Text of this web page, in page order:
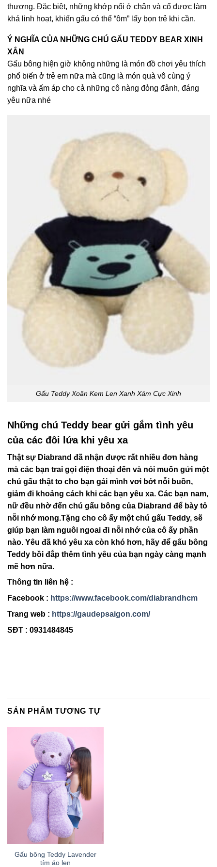
thương. Đặc biệt, những khớp nối ở chân và cổ được làm
khá linh hoạt, khiến gấu có thể “ôm” lấy bọn trẻ khi cần.
Ý NGHĨA CỦA NHỮNG CHÚ GẤU TEDDY BEAR XINH
XẮN
Gấu bông hiện giờ không những là món đồ chơi yêu thích
phổ biến ở trẻ em nữa mà cũng là món quà vô cùng ý
nghĩa và ấm áp cho cả những cô nàng đỏng đảnh, đáng
yêu nữa nhé
Gấu Teddy Xoăn Kem Len Xanh Xám Cực Xinh
Những chú Teddy bear gửi gắm tình yêu
của các đôi lứa khi yêu xa
Thật sự Diabrand đã nhận được rất nhiều đơn hàng
mà các bạn trai gọi điện thoại đến và nói muốn gửi một
chú gấu thật to cho bạn gái mình vơi bớt nỗi buồn,
giảm đi khoảng cách khi các bạn yêu xa. Các bạn nam,
nữ đều nhờ đến chú gấu bông của Diabrand để bày tỏ
nỗi nhớ mong.Tặng cho cô ấy một chú gấu Teddy, sẽ
giúp bạn làm nguôi ngoai đi nỗi nhớ của cô ấy phần
nào. Yêu đã khó yêu xa còn khó hơn, hãy để gấu bông
Teddy bồi đắp thêm tình yêu của bạn ngày càng mạnh
mẽ hơn nữa.
Thông tin liên hệ :
Facebook : https://www.facebook.com/diabrandhcm
Trang web : https://gaudepsaigon.com/
SĐT : 0931484845
SẢN PHẨM TƯƠNG TỰ
Gấu bông Teddy Lavender
tím áo len